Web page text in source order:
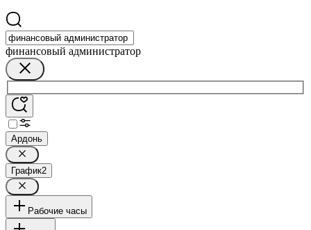
финансовый администратор
Ардонь
График2
Рабочие часы